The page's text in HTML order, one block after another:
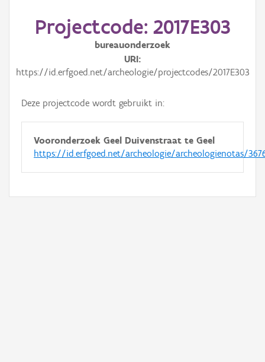
Projectcode: 2017E303
bureauonderzoek
URI
https://id.erfgoed.net/archeologie/projectcodes/2017E303
Deze projectcode wordt gebruikt in:
Vooronderzoek Geel Duivenstraat te Geel
https://id.erfgoed.net/archeologie/archeologienotas/